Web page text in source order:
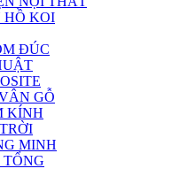
HỒ KOI
ĐÚC
GỖ
KÍNH
MINH